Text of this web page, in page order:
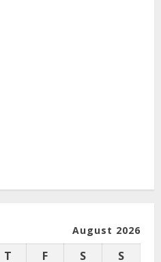
August 2026
T F S S